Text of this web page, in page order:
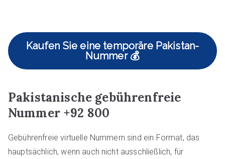
Kaufen Sie eine temporäre Pakistan-
Nummer 💰
Pakistanische gebührenfreie
Nummer +92 800
Gebührenfreie virtuelle Nummern sind ein Format, das
hauptsächlich, wenn auch nicht ausschließlich, für